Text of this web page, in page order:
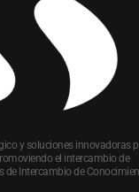
y soluciones innovadoras
el intercambio de
de Intercambio de